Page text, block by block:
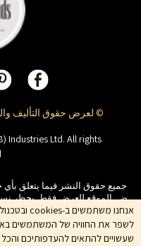
© لعرض حقوق التأليف
Industries Ltd. All rights
جميع حقوق النشر فيما يتعلق
ض. الموقع للعرض فقط. يحظر نسخ
تعديل ، ةويحظر أداء أعمال
المنتجات والشركات والخدمات هي
دون
לשפר את החוויה של המשתמשים